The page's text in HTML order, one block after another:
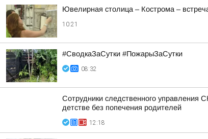
Ювелирная столица – Кострома –
10:21
#СводкаЗаСутки #ПожарыЗаСутки
08:32
Сотрудники следственного управления
детстве без попечения родителей
12:18